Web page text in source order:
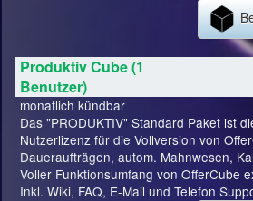
Produktiv Cube (1
Benutzer)
monatlich kündbar
Das "PRODUKTIV" Standard Paket ist
Nutzerlizenz für die Vollversion von
Daueraufträgen, autom. Mahnwesen,
Voller Funktionsumfang von OfferCube
Inkl. Wiki, FAQ, E-Mail und Telefon